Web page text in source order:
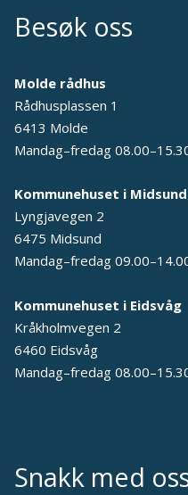
Besøk oss
Molde rådhus
Rådhusplassen 1
6413 Molde
Mandag–fredag
Kommunehuset i Midsund
Lyngjavegen 2
6475 Midsund
Mandag–fredag
Kommunehuset i Eidsvåg
Kråkholmvegen 2
6460 Eidsvåg
Mandag–fredag
Snakk med